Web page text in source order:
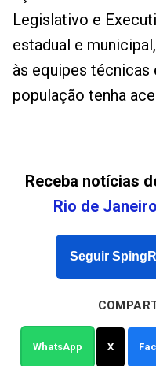
Legislativo e
estadual e
às equipes técnicas
população tenha
Receba notícias
Rio de Janeiro
Seguir
WhatsApp X